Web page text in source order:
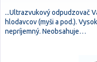
...Ultrazvukový odpudzovač
hlodavcov (myši a pod.).
nepríjemný. Neobsahuje…